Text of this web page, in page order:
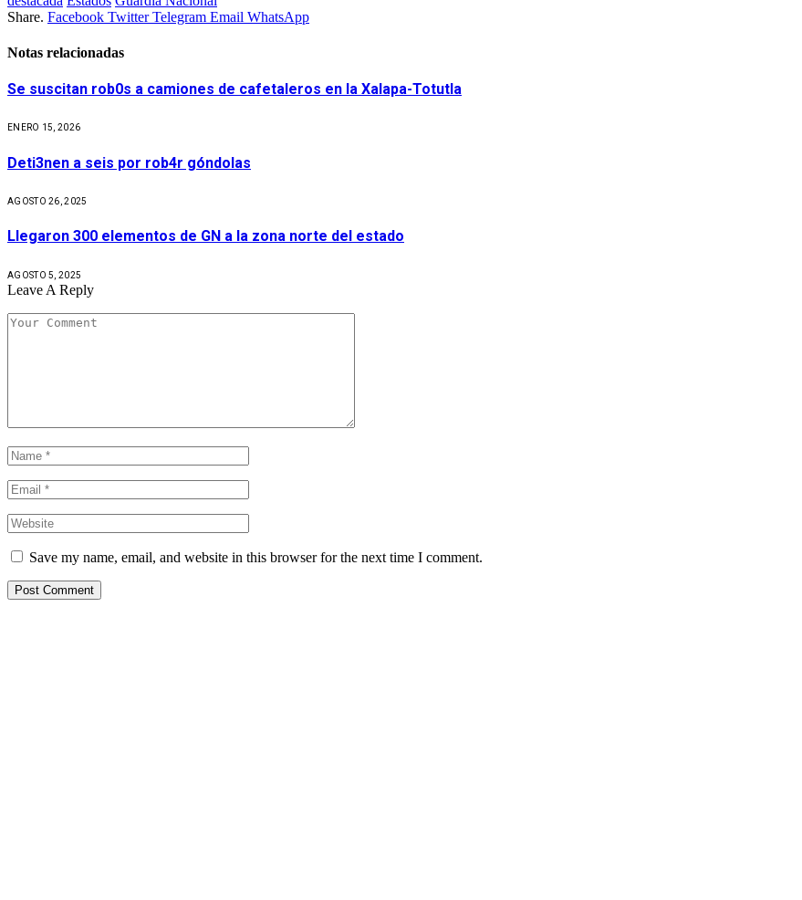
Share. Facebook Twitter Telegram Email WhatsApp
Notas relacionadas
Se suscitan rob0s a camiones de cafetaleros en la Xalapa-Totutla
ENERO 15, 2026
Deti3nen a seis por rob4r góndolas
AGOSTO 26, 2025
Llegaron 300 elementos de GN a la zona norte del estado
AGOSTO 5, 2025
Leave A Reply
Save my name, email, and website in this browser for the next time I comment.